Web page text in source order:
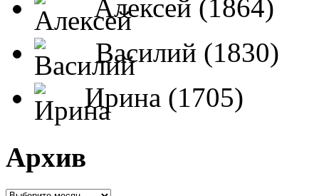
Алексей (1864)
Василий (1830)
Ирина (1705)
Архив